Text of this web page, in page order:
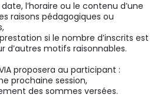
l’horaire ou le contenu d’une
raisons pédagogiques ou
si le nombre d’inscrits est
d’autres motifs raisonnables.
proposera au participant :
prochaine session,
des sommes versées.